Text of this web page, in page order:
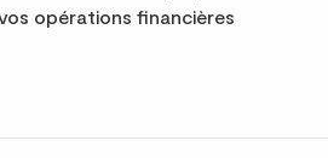
opérations financières